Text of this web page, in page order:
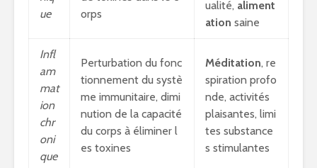
ue
orps
ualité, aliment
ation saine
Infl
am
mat
ion
chr
oni
que
Perturbation du fonc
tionnement du systè
me immunitaire, dimi
nution de la capacité
du corps à éliminer l
es toxines
Méditation, re
spiration profo
nde, activités
plaisantes, limi
tes substance
s stimulantes